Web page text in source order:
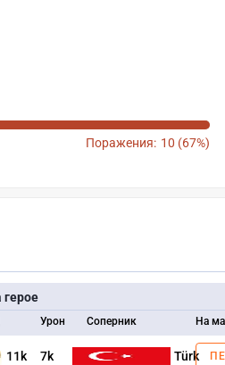
Поражения: 10 (67%)
герое
Урон Соперник На
11k 7k Türk